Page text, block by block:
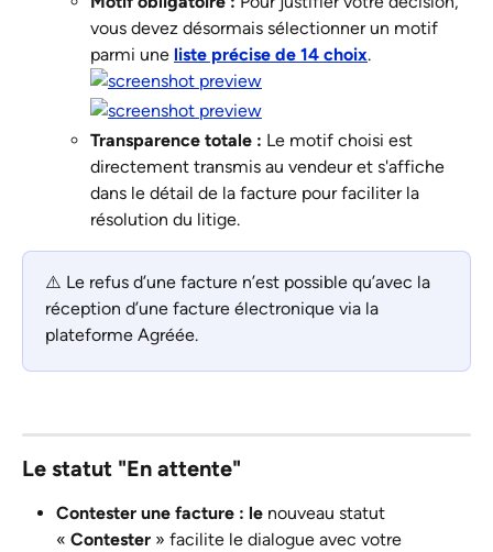
vous devez désormais sélectionner un motif
parmi une liste précise de 14 choix.
Transparence totale : Le motif choisi est
directement transmis au vendeur et s'affiche
dans le détail de la facture pour faciliter la
résolution du litige.
⚠️ Le refus d’une facture n’est possible qu’avec la
réception d’une facture électronique via la
plateforme Agréée.
Le statut "En attente"
Contester une facture : le nouveau statut
« Contester » facilite le dialogue avec votre